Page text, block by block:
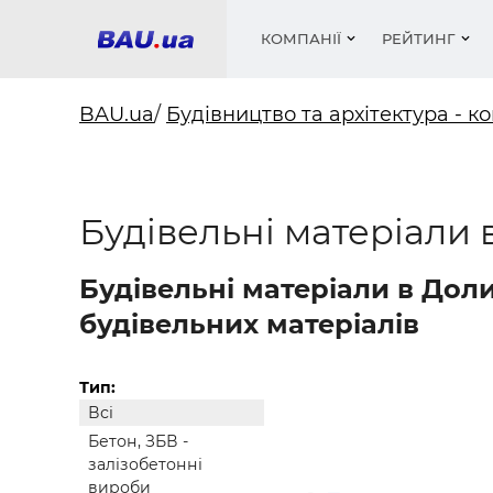
КОМПАНІЇ
Фарби,
РЕЙТИНГ
Медіа
Сипучі
цемент
BAU.ua/ Будівництво та архітектура -
Будівельні матеріали
Будівельні матеріали в
будівельних матеріалів
Тип:
Всі
Бетон, ЗБВ -
залізобетонні
вироби